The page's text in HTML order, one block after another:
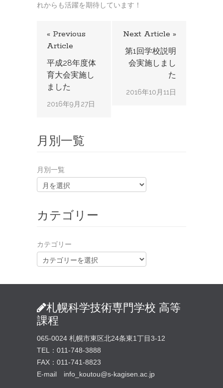
れからも活躍を期待しています！
« Previous
Article
平成28年度体
育大会実施し
ました
2016年9月27日
Next Article »
第1回学校説明
会実施しまし
た
2016年10月11日
月別一覧
月別一覧
カテゴリー
カテゴリー
札幌科学技術専門学校 高等
課程
065-0024 札幌市東区北24条東1丁目3-12
TEL：011-748-3888
FAX：011-741-8823
E-mail info_koutou@s-kagisen.ac.jp